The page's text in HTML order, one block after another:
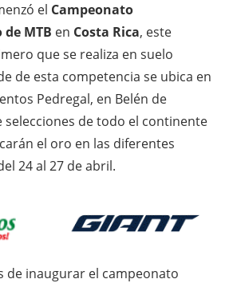
el Campeonato
MTB en Costa Rica, este
que se realiza en suelo
de esta competencia se ubica en
Pedregal, en Belén de
selecciones de todo el continente
el oro en las diferentes
24 al 27 de abril.
de inaugurar el campeonato